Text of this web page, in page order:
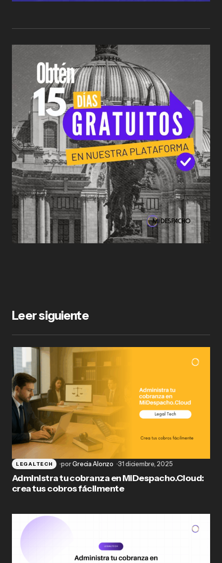
Leer siguiente
LEGALTECH porGrecia Alonzo 31 diciembre, 2025
Administra tu cobranza en MiDespacho.Cloud:
crea tus cobros fácilmente